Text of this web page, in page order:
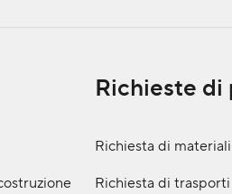
Richieste
Richiesta di
Richiesta di trasporti